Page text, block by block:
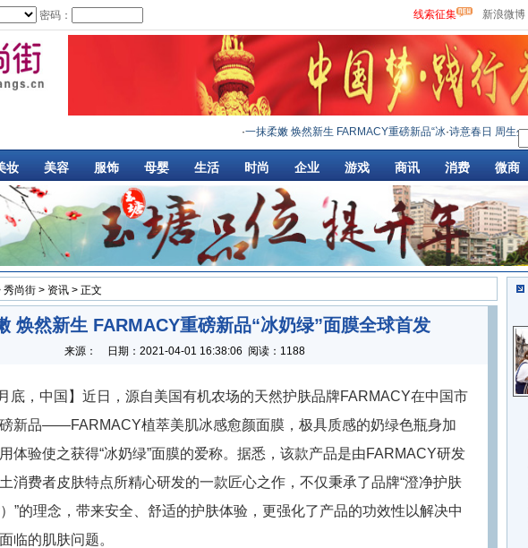
密码： 线索征集 新浪微博
一抹柔嫩 焕然新生 FARMACY重磅新品“冰·诗意春日 周生生邀您
妆 美容 服饰 母婴 生活 时尚 企业 游戏 商讯 消费 微商
秀尚街 > 资讯 > 正文
焕然新生 FARMACY重磅新品“冰奶绿”面膜全球首发
来源： 日期： 2021-04-01 16:38:06 阅读：1188
底，中国】近日，源自美国有机农场的天然护肤品牌FARMACY在中国市
新品——FARMACY植萃美肌冰感愈颜面膜，极具质感的奶绿色瓶身加
体验使之获得“冰奶绿”面膜的爱称。据悉，该款产品是由FARMACY研发
消费者皮肤特点所精心研发的一款匠心之作，不仅秉承了品牌“澄净护肤
）”的理念，带来安全、舒适的护肤体验，更强化了产品的功效性以解决中
临的肌肤问题。